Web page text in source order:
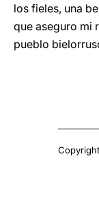
los fieles, una
que aseguro mi
pueblo